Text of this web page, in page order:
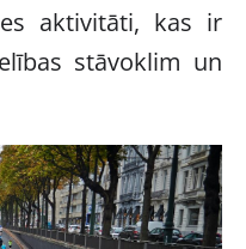
aktivitāti, kas ir
stāvoklim un